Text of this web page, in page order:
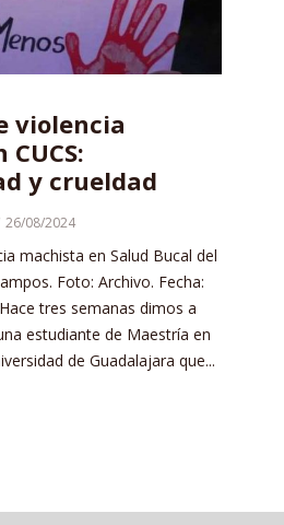
violencia
y crueldad
26/08/2024
machista en Salud Bucal del
Foto: Archivo. Fecha:
tres semanas dimos a
estudiante de Maestría en
de Guadalajara que...